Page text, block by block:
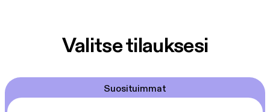
Valitse tilauksesi
Suosituimmat